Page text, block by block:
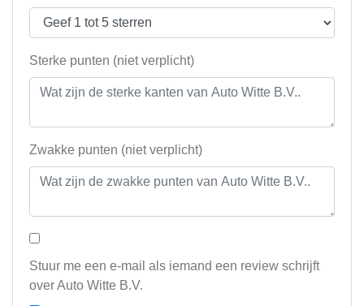
Sterke punten (niet verplicht)
Zwakke punten (niet verplicht)
Stuur me een e-mail als iemand een review schrijft
over Auto Witte B.V.